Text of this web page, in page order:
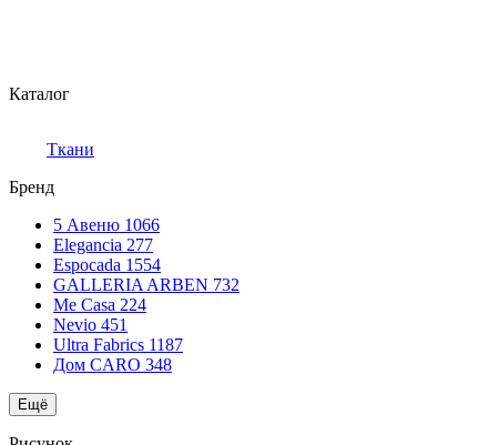
Каталог
Ткани
Бренд
5 Авеню 1066
Elegancia 277
Espocada 1554
GALLERIA ARBEN 732
Me Casa 224
Nevio 451
Ultra Fabrics 1187
Дом CARO 348
Ещё